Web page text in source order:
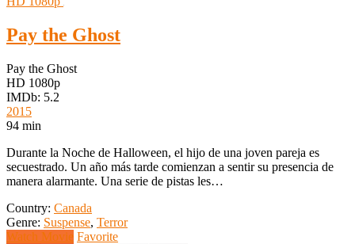
Pay the Ghost
Pay the Ghost
HD 1080p
IMDb: 5.2
2015
94 min
Durante la Noche de Halloween, el hijo de una joven pareja es
secuestrado. Un año más tarde comienzan a sentir su presencia de
manera alarmante. Una serie de pistas les…
Country: Canada
Genre: Suspense, Terror
Watch Movie Favorite